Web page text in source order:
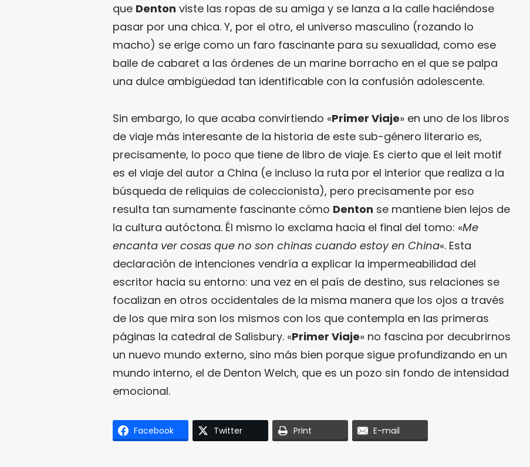
que Denton viste las ropas de su amiga y se lanza a la calle haciéndose
pasar por una chica. Y, por el otro, el universo masculino (rozando lo
macho) se erige como un faro fascinante para su sexualidad, como ese
baile de cabaret a las órdenes de un marine borracho en el que se palpa
una dulce ambigüedad tan identificable con la confusión adolescente.
Sin embargo, lo que acaba convirtiendo «Primer Viaje» en uno de los libros
de viaje más interesante de la historia de este sub-género literario es,
precisamente, lo poco que tiene de libro de viaje. Es cierto que el leit motif
es el viaje del autor a China (e incluso la ruta por el interior que realiza a la
búsqueda de reliquias de coleccionista), pero precisamente por eso
resulta tan sumamente fascinante cómo Denton se mantiene bien lejos de
la cultura autóctona. Él mismo lo exclama hacia el final del tomo: «Me
encanta ver cosas que no son chinas cuando estoy en China«. Esta
declaración de intenciones vendría a explicar la impermeabilidad del
escritor hacia su entorno: una vez en el país de destino, sus relaciones se
focalizan en otros occidentales de la misma manera que los ojos a través
de los que mira son los mismos con los que contempla en las primeras
páginas la catedral de Salisbury. «Primer Viaje» no fascina por decubrirnos
un nuevo mundo externo, sino más bien porque sigue profundizando en un
mundo interno, el de Denton Welch, que es un pozo sin fondo de intensidad
emocional.
Facebook Twitter Print E-mail